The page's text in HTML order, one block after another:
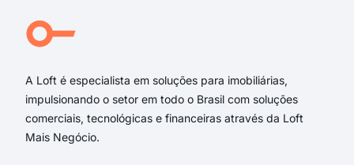
A Loft é especialista em soluções para imobiliárias,
impulsionando o setor em todo o Brasil com soluções
comerciais, tecnológicas e financeiras através da Loft
Mais Negócio.